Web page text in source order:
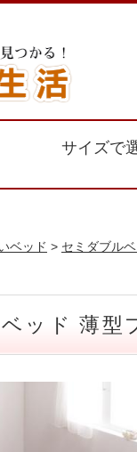
サイズで
ベッド > セミダブル
ッド 薄型